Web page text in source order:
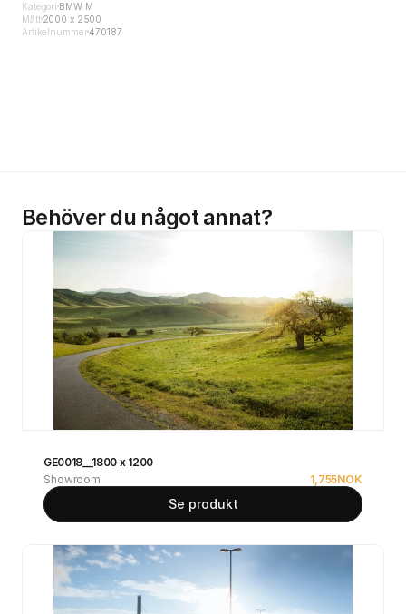
Kategori BMW M
Mått2000 x 2500
Artikelnummer470187
Behöver du något annat?
GE0018__1800 x 1200
Showroom
1,755NOK
Se produkt